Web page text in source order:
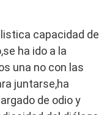
capacidad de
ha ido a la
una no con las
juntarse,ha
de odio y